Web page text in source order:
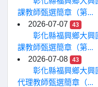
課教師甄選簡章（第...
2026-07-07
43
彰化縣福興鄉大興
課教師甄選簡章（第...
2026-07-08
43
彰化縣福興鄉大興
代理教師甄選簡章（...